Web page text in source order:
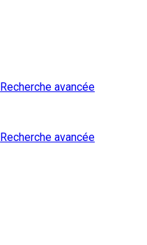
Recherche avancée
Recherche avancée